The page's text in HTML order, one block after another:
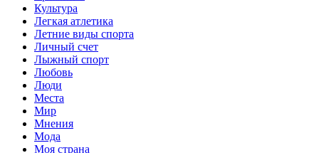
Культура
Легкая атлетика
Летние виды спорта
Личный счет
Лыжный спорт
Любовь
Люди
Места
Мир
Мнения
Мода
Моя страна